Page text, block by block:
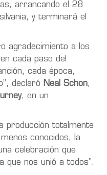
arrancando el 28
y terminará el
agradecimiento a los
cada paso del
cada época,
declaró
Neal Schon,
, en un
producción totalmente
conocidos, la
celebración que
que nos unió a todos”.